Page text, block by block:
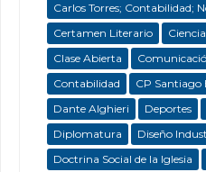
Carlos Torres; Contabilidad;
Certamen Literario
Clase Abierta
Contabilidad
CP Santiago
Dante Alghieri
Deportes
Diplomatura
Diseño
Doctrina Social de la Iglesia